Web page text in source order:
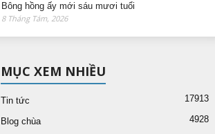
Bông hồng ấy mới sáu mươi tuổi
8 Tháng Tám, 2026
MỤC XEM NHIỀU
Tin tức 17913
Blog chùa 4928